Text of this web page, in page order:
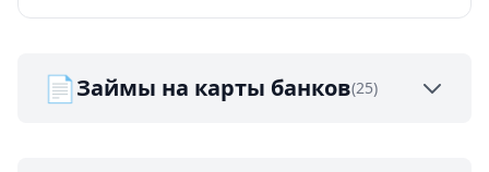
📄Займы на карты банков(25)